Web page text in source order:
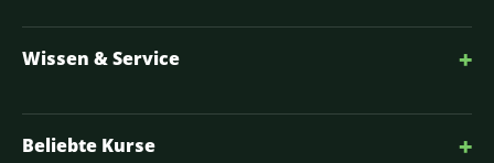
Wissen & Service +
Beliebte Kurse +